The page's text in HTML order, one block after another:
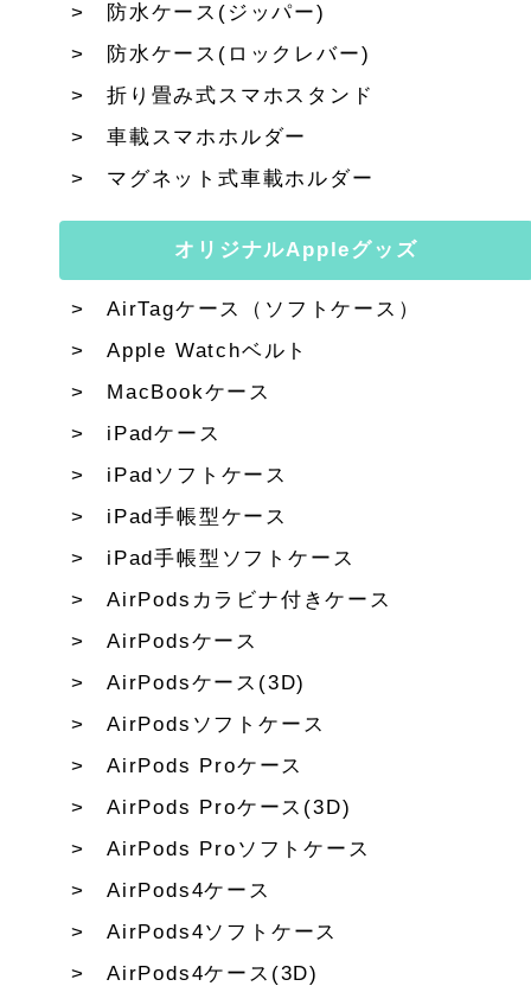
防水ケース(ジッパー)
防水ケース(ロックレバー)
折り畳み式スマホスタンド
車載スマホホルダー
マグネット式車載ホルダー
オリジナルAppleグッズ
AirTagケース（ソフトケース）
Apple Watchベルト
MacBookケース
iPadケース
iPadソフトケース
iPad手帳型ケース
iPad手帳型ソフトケース
AirPodsカラビナ付きケース
AirPodsケース
AirPodsケース(3D)
AirPodsソフトケース
AirPods Proケース
AirPods Proケース(3D)
AirPods Proソフトケース
AirPods4ケース
AirPods4ソフトケース
AirPods4ケース(3D)